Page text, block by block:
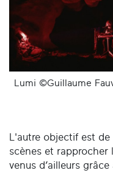
Lumi ©Guillaume
L'autre objectif est
scènes et rapprocher
venus d’ailleurs